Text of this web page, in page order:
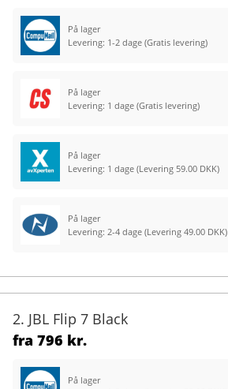
På lager
Levering: 1-2 dage (Gratis levering)
På lager
Levering: 1 dage (Gratis levering)
På lager
Levering: 1 dage (Levering 59.00 DKK)
På lager
Levering: 2-4 dage (Levering 49.00 DKK)
2. JBL Flip 7 Black
fra 796 kr.
På lager